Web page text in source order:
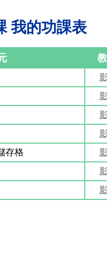
我的功課表
存格